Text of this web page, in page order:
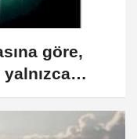
göre,
gerektiğinde